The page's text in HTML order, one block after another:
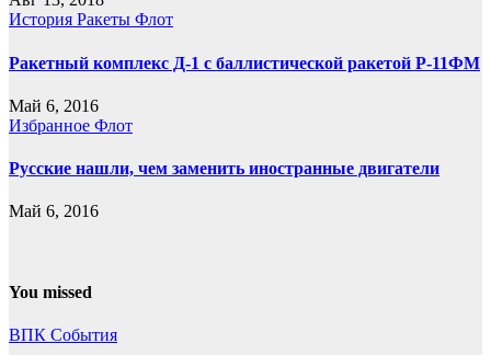
История Ракеты Флот
Ракетный комплекс Д-1 с баллистической ракетой Р-11ФМ
Май 6, 2016
Избранное Флот
Русские нашли, чем заменить иностранные двигатели
Май 6, 2016
You missed
ВПК События